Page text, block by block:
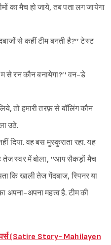
का मैच हो जाये, तब पता लग जायेगा
से कहीं टीम बनती है?’’ टेस्ट
से रन कौन बनायेगा?’’ वन-डे
तो हमारी तरफ़ से बॉलिंग कौन
उठे.
दिया. वह बस मुस्कुराता रहा. यह
तेज स्वर में बोला, ‘‘आप सैकड़ों मैच
कि खाली तेज गेंदबाज, स्पिनर या
अपना-अपना महत्व है. टीम की
पर्स (Satire Story- Mahilayen